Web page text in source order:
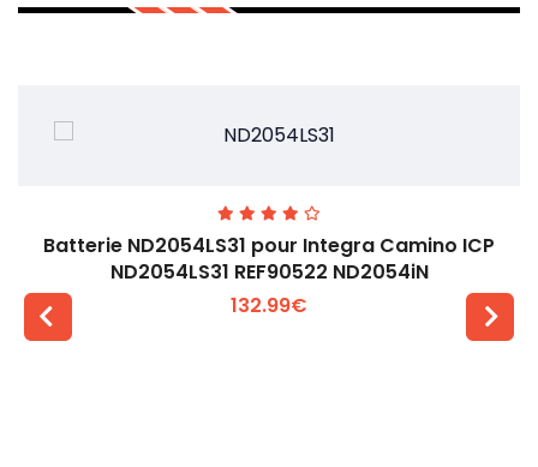
Batterie ND2054LS31 pour Integra Camino ICP
ND2054LS31 REF90522 ND2054iN
132.99€